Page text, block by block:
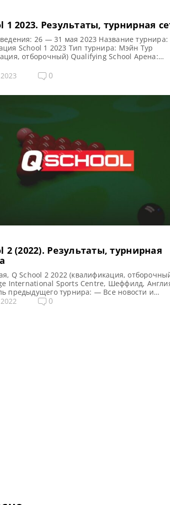
1 2023. Результаты, турнирная
26 — 31 мая 2023 Название турнира:
School 1 2023 Тип турнира: Мэйн Тур
отборочный) Qualifying School Арена:
Лестер, Англия, Великобритания
турнира: — Все новости и результаты Q
0
2 (2022). Результаты, турнирная
Q School 2 2022 (квалификация,
International Sports Centre, Шеффилд,
предыдущего турнира: — Все новости и
Q School 2022 Призовой фонд Q School 2 2022
0